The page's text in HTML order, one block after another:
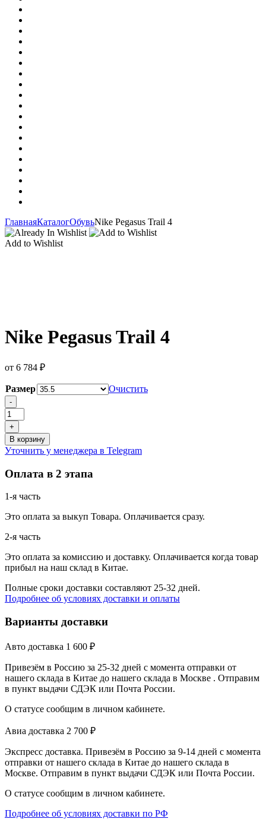
ГлавнаяКаталогОбувьNike Pegasus Trail 4
Add to Wishlist
Nike Pegasus Trail 4
от 6 784 ₽
Размер
Очистить
Количество
товара
Nike
Pegasus
Trail
4
-
+
В корзину
Уточнить у менеджера в Telegram
Оплата в 2 этапа
1-я часть
Это оплата за выкуп Товара. Оплачивается сразу.
2-я часть
Это оплата за комиссию и доставку. Оплачивается когда товар
прибыл на наш склад в Китае.
Полные сроки доставки составляют 25-32 дней.
Подробнее об условиях доставки и оплаты
Варианты доставки
Авто доставка 1 600 ₽
Привезём в Россию за 25-32 дней с момента отправки от
нашего склада в Китае до нашего склада в Москве . Отправим
в пункт выдачи СДЭК или Почта России.
О статусе сообщим в личном кабинете.
Авиа доставка 2 700 ₽
Экспресс доставка. Привезём в Россию за 9-14 дней с момента
отправки от нашего склада в Китае до нашего склада в
Москве. Отправим в пункт выдачи СДЭК или Почта России.
О статусе сообщим в личном кабинете.
Подробнее об условиях доставки по РФ